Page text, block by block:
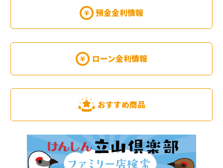
預金金利情報
ローン金利情報
おすすめ商品